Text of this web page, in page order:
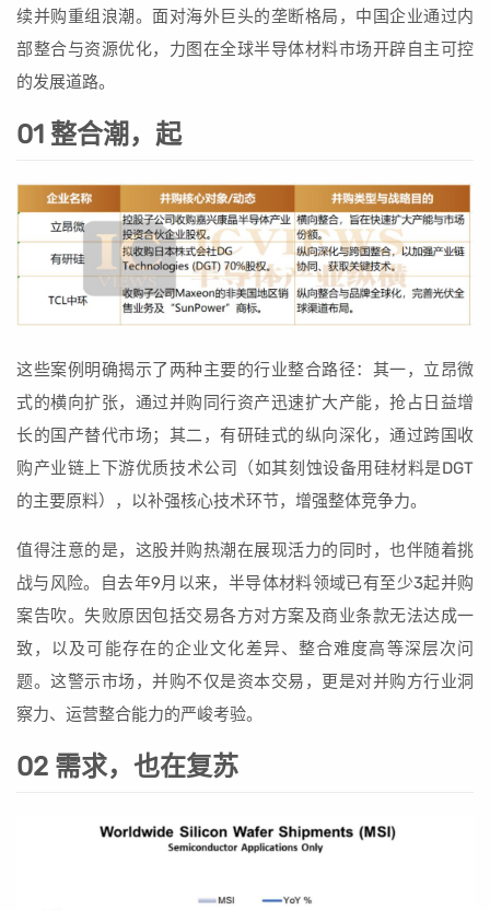
续并购重组浪潮。面对海外巨头的垄断格局，中国企业通过内
部整合与资源优化，力图在全球半导体材料市场开辟自主可控
的发展道路。
01 整合潮，起
这些案例明确揭示了两种主要的行业整合路径：其一，立昂微
式的横向扩张，通过并购同行资产迅速扩大产能，抢占日益增
长的国产替代市场；其二，有研硅式的纵向深化，通过跨国收
购产业链上下游优质技术公司（如其刻蚀设备用硅材料是DGT
的主要原料），以补强核心技术环节，增强整体竞争力。
值得注意的是，这股并购热潮在展现活力的同时，也伴随着挑
战与风险。自去年9月以来，半导体材料领域已有至少3起并购
案告吹。失败原因包括交易各方对方案及商业条款无法达成一
致，以及可能存在的企业文化差异、整合难度高等深层次问
题。这警示市场，并购不仅是资本交易，更是对并购方行业洞
察力、运营整合能力的严峻考验。
02 需求，也在复苏